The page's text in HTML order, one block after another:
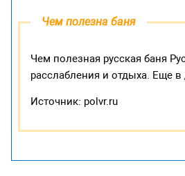
Чем полезна баня
Чем полезная русская баня
расслабления и отдыха. Еще
Источник: polvr.ru